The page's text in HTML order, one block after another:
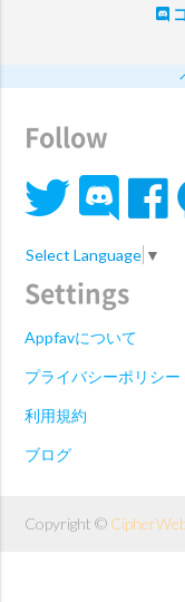
Follow
Select Language ▼
Settings
Appfavについて
プライバシーポリシー
利用規約
ブログ
Copyright ©